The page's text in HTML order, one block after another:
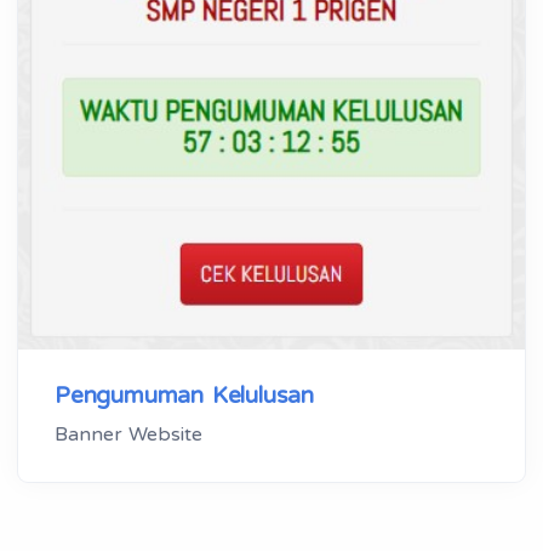
Pengumuman Kelulusan
Banner Website